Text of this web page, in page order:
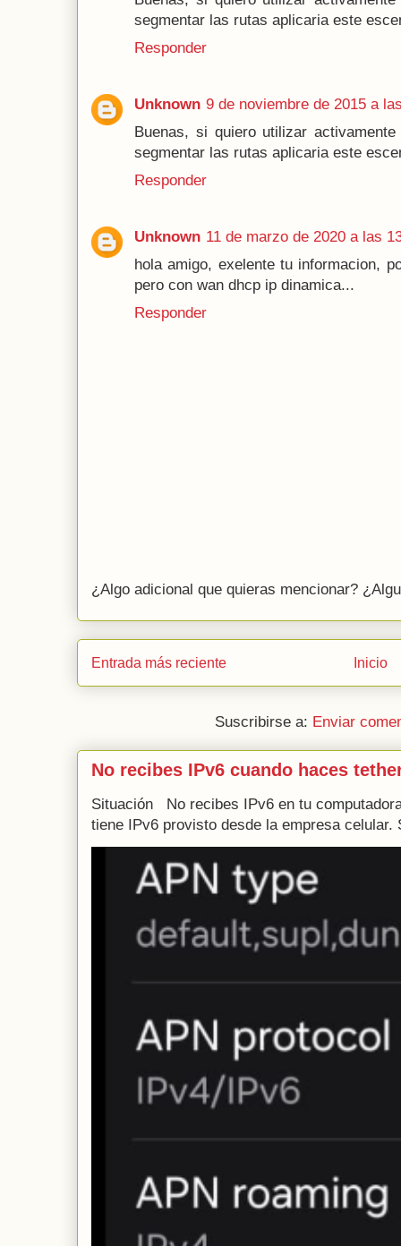
segmentar las rutas aplicaria este
Responder
Unknown 9 de noviembre de 2015 a
Buenas, si quiero utilizar
segmentar las rutas aplicaria este
Responder
Unknown 11 de marzo de 2020 a las
hola amigo, exelente tu informacion,
pero con wan dhcp ip dinamica...
Responder
¿Algo adicional que quieras mencionar?
Entrada más reciente Inicio
Suscribirse a: Enviar
No recibes IPv6 cuando haces
Situación No recibes IPv6 en tu
tiene IPv6 provisto desde la empresa